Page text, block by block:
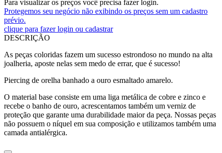
Para visualizar os preços você precisa fazer login.
Protegemos seu negócio não exibindo os preços sem um cadastro
prévio.
clique para fazer login ou cadastrar
DESCRIÇÃO
As peças coloridas fazem um sucesso estrondoso no mundo na alta
joalheria, aposte nelas sem medo de errar, que é sucesso!
Piercing de orelha banhado a ouro esmaltado amarelo.
O material base consiste em uma liga metálica de cobre e zinco e
recebe o banho de ouro, acrescentamos também um verniz de
proteção que garante uma durabilidade maior da peça. Nossas peças
não possuem o níquel em sua composição e utilizamos também uma
camada antialérgica.